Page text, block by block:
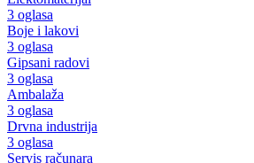
3 oglasa
Boje i lakovi
3 oglasa
Gipsani radovi
3 oglasa
Ambalaža
3 oglasa
Drvna industrija
3 oglasa
Servis računara